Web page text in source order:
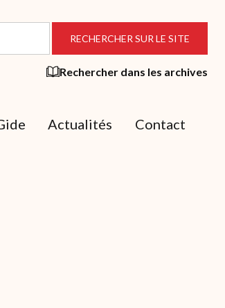
Rechercher dans les archives
Actualités Contact